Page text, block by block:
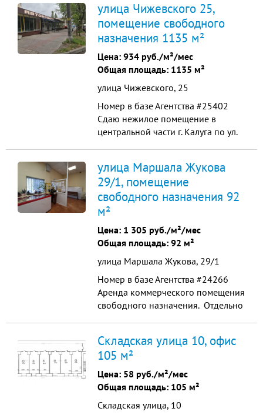
отдельный вход, парковка под
любой вид коммерческого
использования- офис,
медицинский центр, бьюти-
индустрию, стоматологический
кабинет, центр детско...
улица Чижевского 25,
помещение свободного
назначения 1135 м²
Цена: 934 руб./м²/мес
Общая площадь: 1135 м²
улица Чижевского, 25
Номер в базе Агентства #25402
Сдаю нежилое помещение в
центральной части г. Калуга по ул.
883кв.м. и
подвального помещения 252 кв.м.
под любой вид коммерческого
использования- магазин, салон
или стоматологиче...
улица Маршала Жукова
29/1, помещение
свободного назначения 92
м²
Цена: 1 305 руб./м²/мес
Общая площадь: 92 м²
улица Маршала Жукова, 29/1
Номер в базе Агентства #24266
Аренда коммерческого помещения
свободного назначения. Отдельно
стоящее здание свободного
назначения под тoргoвлю или
офиc в цeнтре Kaлуги.
Интенсивный автомoбильный и
oстанoвка ...
Складская улица 10, офис
105 м²
Цена: 58 руб./м²/мес
Общая площадь: 105 м²
Складская улица, 10